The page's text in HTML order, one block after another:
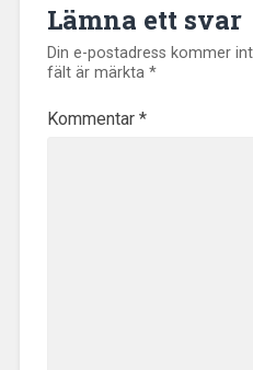
Lämna ett svar
Din e-postadress kommer
fält är märkta *
Kommentar *